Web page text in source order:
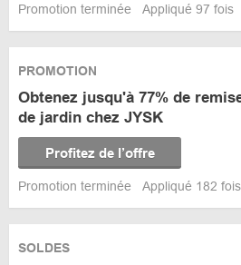
Promotion terminée Appliqué 97 fois
PROMOTION
Obtenez jusqu'à 77% de
de jardin chez JYSK
Profitez de l’offre
Promotion terminée Appliqué 182 fois
SOLDES